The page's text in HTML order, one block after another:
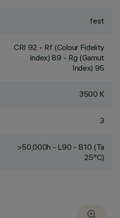
fest
CRI 92 - Rf (Colour Fidelity
Index) 89 - Rg (Gamut
Index) 95
3500 K
3
>50,000h - L90 - B10 (Ta
25°C)